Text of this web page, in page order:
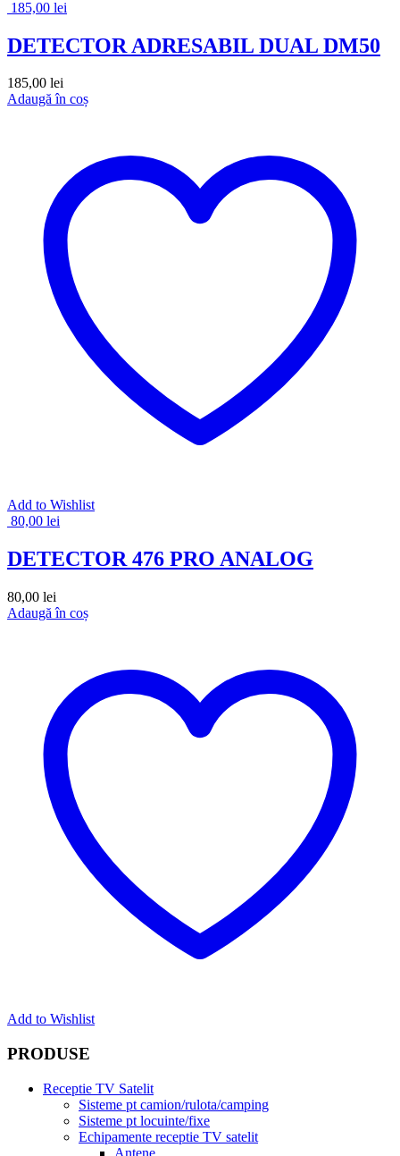
185,00 lei
DETECTOR ADRESABIL DUAL DM50
185,00 lei
Adaugă în coș
Add to Wishlist
80,00 lei
DETECTOR 476 PRO ANALOG
80,00 lei
Adaugă în coș
Add to Wishlist
PRODUSE
Receptie TV Satelit
Sisteme pt camion/rulota/camping
Sisteme pt locuinte/fixe
Echipamente receptie TV satelit
Antene